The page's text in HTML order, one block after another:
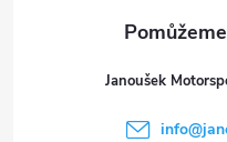
Janoušek
info@